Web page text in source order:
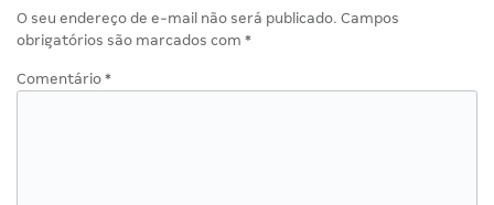
O seu endereço de e-mail não será publicado. Campos
obrigatórios são marcados com *
Comentário *